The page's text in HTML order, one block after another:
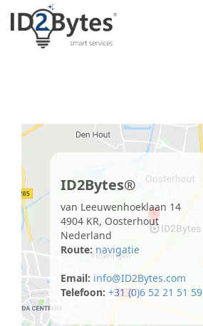
ID2Bytes®
van Leeuwenhoeklaan 14
4904 KR, Oosterhout
Nederland
Route: navigatie
Email: info@ID2Bytes.com
Telefoon: +31 (0)6 52 21 51 59